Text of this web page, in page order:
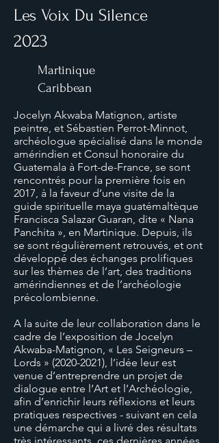
Les Voix Du Silence
2023
Martinique
Caribbean
Jocelyn Akwaba Matignon, artiste
peintre, et Sébastien Perrot-Minnot,
archéologue spécialisé dans le monde
amérindien et Consul honoraire du
Guatemala à Fort-de-France, se sont
rencontrés pour la première fois en
2017, à la faveur d’une visite de la
guide spirituelle maya guatémaltèque
Francisca Salazar Guaran, dite « Nana
Panchita », en Martinique. Depuis, ils
se sont régulièrement retrouvés, et ont
développé des échanges prolifiques
sur les thèmes de l’art, des traditions
amérindiennes et de l’archéologie
précolombienne.
A la suite de leur collaboration dans le
cadre de l’exposition de Jocelyn
Akwaba-Matignon, « Les Seigneurs –
Lords » (2020-2021), l’idée leur est
venue d’entreprendre un projet de
dialogue entre l’Art et l’Archéologie,
afin d’enrichir leurs réflexions et leurs
pratiques respectives - suivant en cela
une démarche qui a livré des résultats